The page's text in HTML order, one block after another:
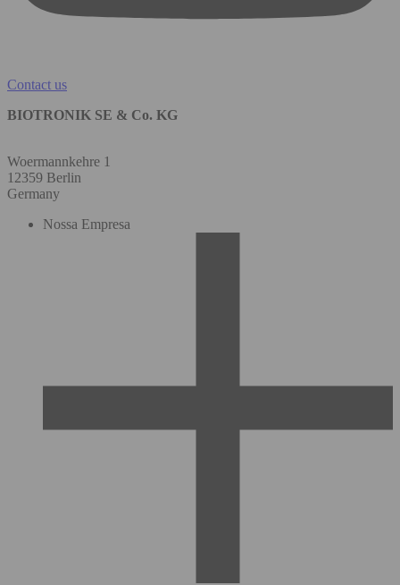
Contact us
BIOTRONIK SE & Co. KG
Woermannkehre 1
12359 Berlin
Germany
Nossa Empresa